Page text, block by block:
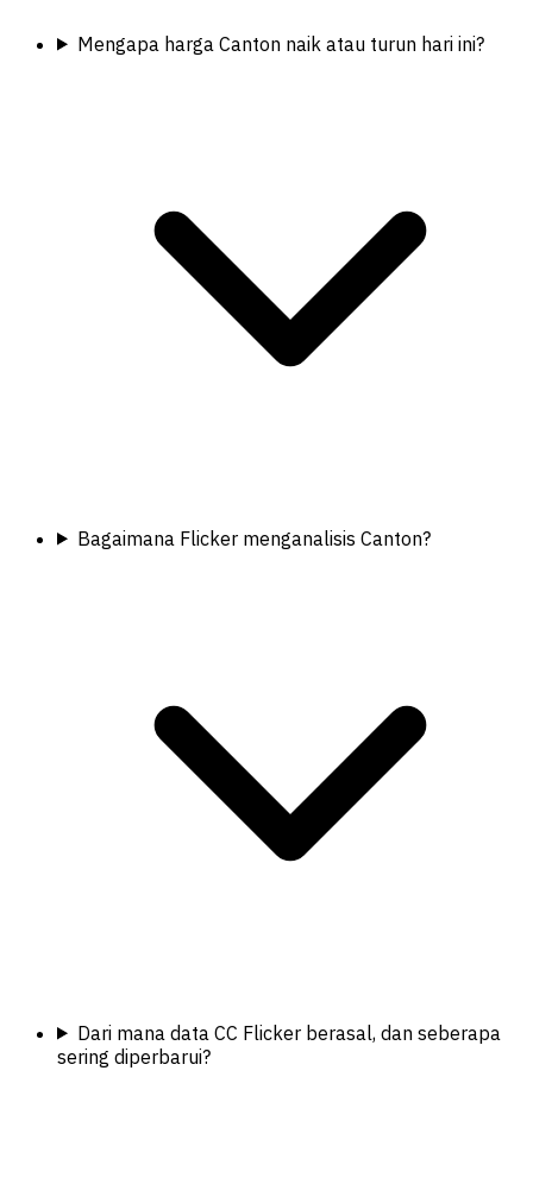
Mengapa harga Canton naik atau turun hari ini?
Bagaimana Flicker menganalisis Canton?
Dari mana data CC Flicker berasal, dan seberapa
sering diperbarui?